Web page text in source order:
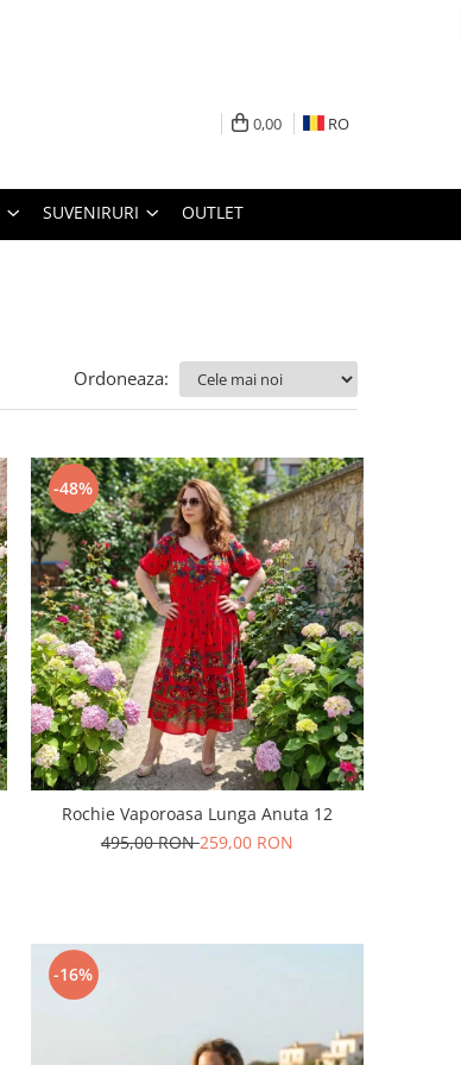
0,00 RO
SUVENIRURI OUTLET
Ordoneaza:
-48%
Rochie Vaporoasa Lunga Anuta 12
495,00 RON259,00 RON
-16%